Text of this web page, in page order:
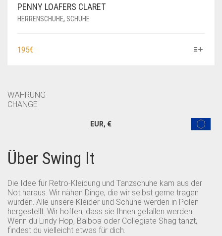
PENNY LOAFERS CLARET
HERRENSCHUHE, SCHUHE
195€DIESES
VARIANTEN
AUF.
DER
PRODUKTSEITE
GEWÄHLT
WERDEN
WÄHRUNG
CHANGE
EUR, €
Über Swing It
Die Idee für Retro-Kleidung und Tanzschuhe kam aus der
Not heraus. Wir nähen Dinge, die wir selbst gerne tragen
würden. Alle unsere Kleider und Schuhe werden in Polen
hergestellt. Wir hoffen, dass sie Ihnen gefallen werden.
Wenn du Lindy Hop, Balboa oder Collegiate Shag tanzt,
findest du vielleicht etwas für dich.